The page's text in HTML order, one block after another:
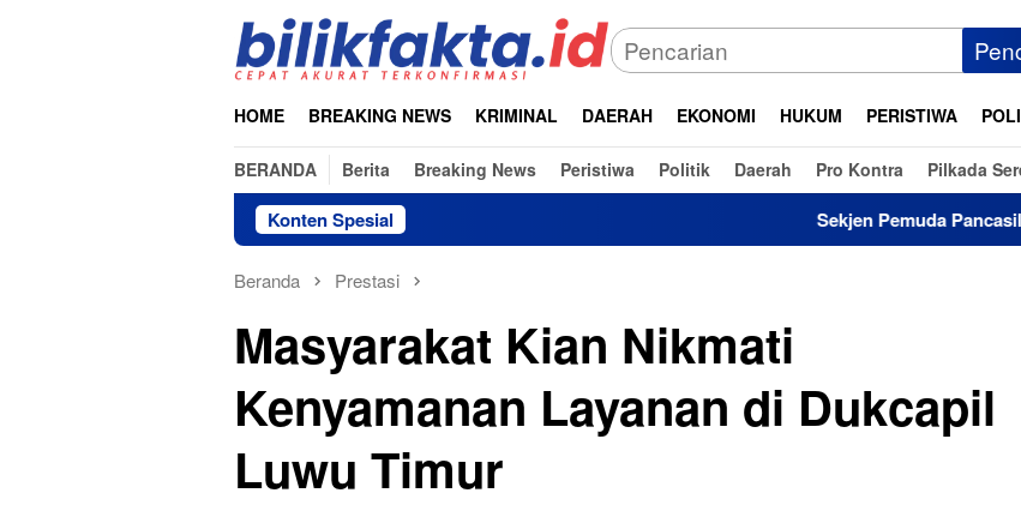
HOME BREAKING NEWS KRIMINAL DAERAH EKONOMI HUKUM PERISTIWA
BERANDA Berita Breaking News Peristiwa Politik Daerah Pro Kontra Pilkada
Konten Spesial Sekjen Pemuda Pancasila Luwu Timur
Beranda Prestasi
Masyarakat Kian Nikmati
Kenyamanan Layanan di Dukcapil
Luwu Timur